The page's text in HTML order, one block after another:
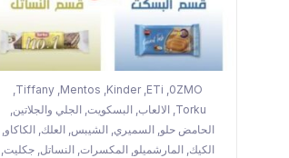
0ZMO
,
ETi
,
Kinder
,
Mentos
,
Tiffany
,
Torku
, الالعاب, البسكويت, الجلي والجلاتين,
الحامض حلو, السميري, الشيبس, العلك, الكاكاو,
الكيك, المارشميلو, المكسرات, النساتل, جكليت,